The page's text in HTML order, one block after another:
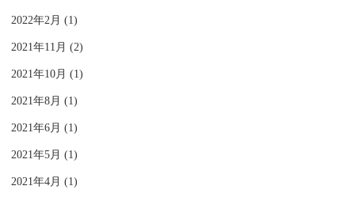
2022年2月 (1)
2021年11月 (2)
2021年10月 (1)
2021年8月 (1)
2021年6月 (1)
2021年5月 (1)
2021年4月 (1)